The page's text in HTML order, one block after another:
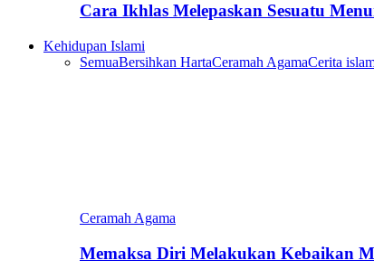
Cara Ikhlas Melepaskan Sesuatu
Kehidupan Islami
SemuaBersihkan HartaCeramah AgamaCerita
Ceramah Agama
Memaksa Diri Melakukan Kebaikan